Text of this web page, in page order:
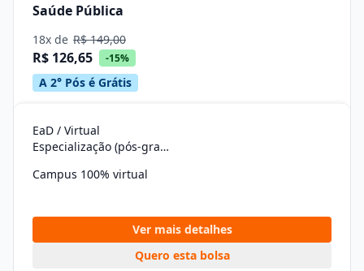
Saúde Pública
18x de R$ 149,00
R$ 126,65 -15%
A 2° Pós é Grátis
EaD / Virtual
Especialização (pós-graduação)
Campus 100% virtual
Ver mais detalhes
Quero esta bolsa